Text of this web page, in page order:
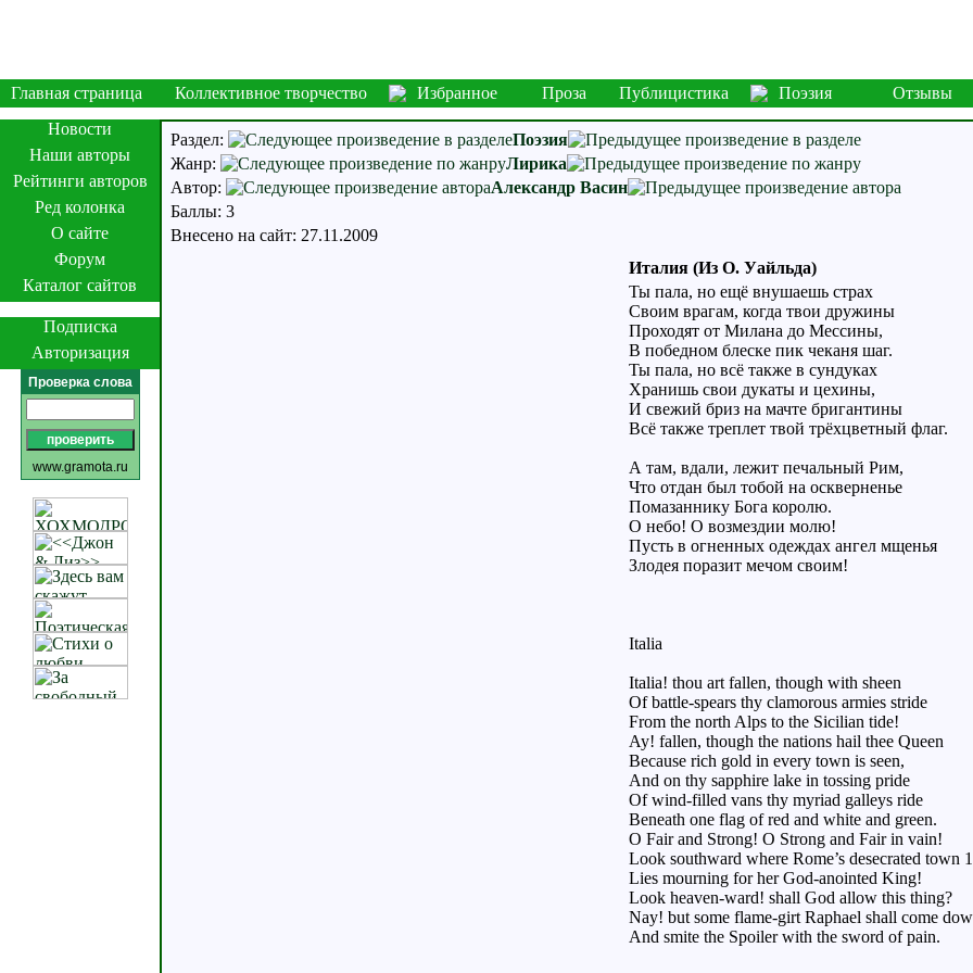
Главная страница Коллективное творчество Избранное Проза Публицистика Поэзия
Отзывы
Новости
Наши авторы
Рейтинги авторов
Ред колонка
О сайте
Форум
Каталог сайтов
Подписка
Авторизация
Проверка слова
www.gramota.ru
Раздел:
Поэзия
Жанр:
Лирика
Автор:
Александр Васин
Баллы: 3
Внесено на сайт: 27.11.2009
Италия (Из О. Уайльда)
Ты пала, но ещё внушаешь страх
Своим врагам, когда твои дружины
Проходят от Милана до Мессины,
В победном блеске пик чеканя шаг.
Ты пала, но всё также в сундуках
Хранишь свои дукаты и цехины,
И свежий бриз на мачте бригантины
Всё также треплет твой трёхцветный флаг.
А там, вдали, лежит печальный Рим,
Что отдан был тобой на оскверненье
Помазаннику Бога королю.
О небо! О возмездии молю!
Пусть в огненных одеждах ангел мщенья
Злодея поразит мечом своим!
Italia
Italia! thou art fallen, though with sheen
Of battle-spears thy clamorous armies stride
From the north Alps to the Sicilian tide!
Ay! fallen, though the nations hail thee Queen
Because rich gold in every town is seen,
And on thy sapphire lake in tossing pride
Of wind-filled vans thy myriad galleys ride
Beneath one flag of red and white and green.
O Fair and Strong! O Strong and Fair in vain!
Look southward where Rome’s desecrated town 1
Lies mourning for her God-anointed King!
Look heaven-ward! shall God allow this thing?
Nay! but some flame-girt Raphael shall come
And smite the Spoiler with the sword of pain.